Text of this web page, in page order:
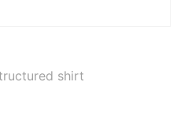
shirt